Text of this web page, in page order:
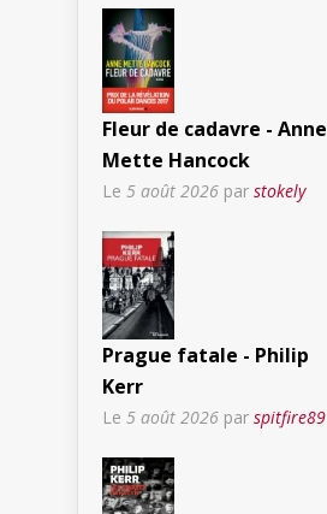
Fleur de cadavre - Anne
Mette Hancock
Le 5 août 2026 par stokely
Prague fatale - Philip
Kerr
Le 5 août 2026 par spitfire89